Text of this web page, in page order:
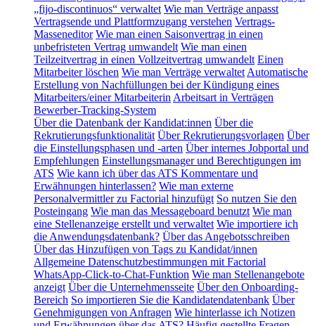
„fijo-discontinuos“ verwaltet Wie man Verträge anpasst
Vertragsende und Plattformzugang verstehen Vertrags-
Masseneditor Wie man einen Saisonvertrag in einen
unbefristeten Vertrag umwandelt Wie man einen
Teilzeitvertrag in einen Vollzeitvertrag umwandelt Einen
Mitarbeiter löschen Wie man Verträge verwaltet Automatische
Erstellung von Nachfüllungen bei der Kündigung eines
Mitarbeiters/einer Mitarbeiterin Arbeitsart in Verträgen
Bewerber-Tracking-System
Über die Datenbank der Kandidat:innen Über die
Rekrutierungsfunktionalität Über Rekrutierungsvorlagen Über
die Einstellungsphasen und -arten Über internes Jobportal und
Empfehlungen Einstellungsmanager und Berechtigungen im
ATS Wie kann ich über das ATS Kommentare und
Erwähnungen hinterlassen? Wie man externe
Personalvermittler zu Factorial hinzufügt So nutzen Sie den
Posteingang Wie man das Messageboard benutzt Wie man
eine Stellenanzeige erstellt und verwaltet Wie importiere ich
die Anwendungsdatenbank? Über das Angebotsschreiben
Über das Hinzufügen von Tags zu Kandidat/innen
Allgemeine Datenschutzbestimmungen mit Factorial
WhatsApp-Click-to-Chat-Funktion Wie man Stellenangebote
anzeigt Über die Unternehmensseite Über den Onboarding-
Bereich So importieren Sie die Kandidatendatenbank Über
Genehmigungen von Anfragen Wie hinterlasse ich Notizen